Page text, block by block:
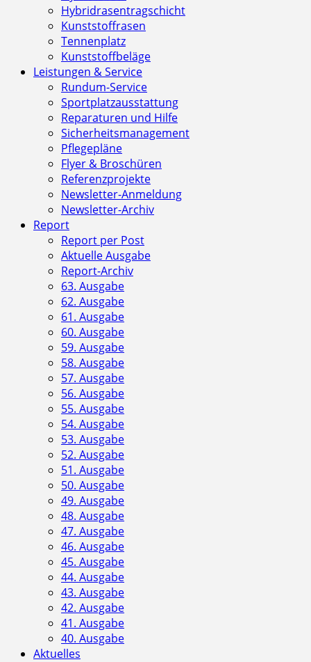
Hybridrasentragschicht
Kunststoffrasen
Tennenplatz
Kunststoffbeläge
Leistungen & Service
Rundum-Service
Sportplatzausstattung
Reparaturen und Hilfe
Sicherheitsmanagement
Pflegepläne
Flyer & Broschüren
Referenzprojekte
Newsletter-Anmeldung
Newsletter-Archiv
Report
Report per Post
Aktuelle Ausgabe
Report-Archiv
63. Ausgabe
62. Ausgabe
61. Ausgabe
60. Ausgabe
59. Ausgabe
58. Ausgabe
57. Ausgabe
56. Ausgabe
55. Ausgabe
54. Ausgabe
53. Ausgabe
52. Ausgabe
51. Ausgabe
50. Ausgabe
49. Ausgabe
48. Ausgabe
47. Ausgabe
46. Ausgabe
45. Ausgabe
44. Ausgabe
43. Ausgabe
42. Ausgabe
41. Ausgabe
40. Ausgabe
Aktuelles